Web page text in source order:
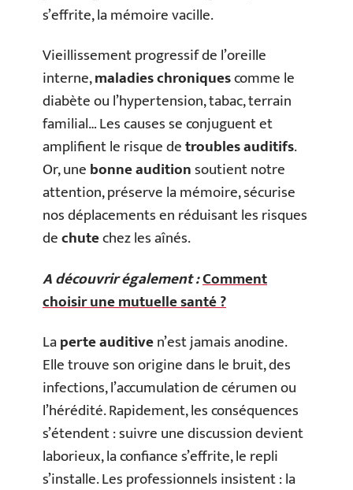
s’effrite, la mémoire vacille.
Vieillissement progressif de l’oreille
interne,maladies chroniquescomme le
diabète ou l’hypertension, tabac, terrain
familial… Les causes se conjuguent et
amplifient le risque detroubles auditifs.
Or, unebonne auditionsoutient notre
attention, préserve la mémoire, sécurise
nos déplacements en réduisant les risques
dechutechez les aînés.
A découvrir également :Comment
choisir une mutuelle santé ?
Laperte auditiven’est jamais anodine.
Elle trouve son origine dans le bruit, des
infections, l’accumulation de cérumen ou
l’hérédité. Rapidement, les conséquences
s’étendent : suivre une discussion devient
laborieux, la confiance s’effrite, le repli
s’installe. Les professionnels insistent : la